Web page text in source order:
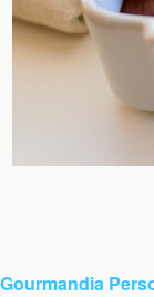
Gourmandia